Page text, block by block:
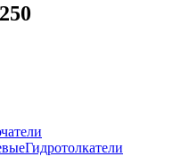
Гидротолкатели